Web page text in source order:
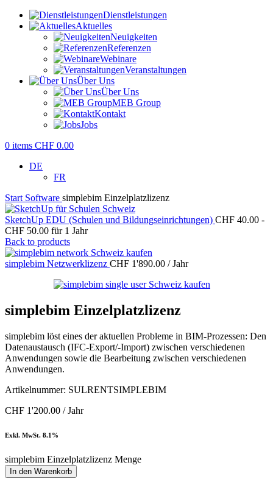
Dienstleistungen
Aktuelles
Neuigkeiten
Referenzen
Webinare
Veranstaltungen
Über Uns
Über Uns
MEB Group
Kontakt
Jobs
0 items CHF 0.00
DE
FR
Start Software simplebim Einzelplatzlizenz
SketchUp EDU (Schulen und Bildungseinrichtungen) CHF 40.00 -
CHF 50.00 für 1 Jahr
Back to products
simplebim Netzwerklizenz CHF 1'890.00 / Jahr
simplebim Einzelplatzlizenz
simplebim löst eines der aktuellen Probleme in BIM-Prozessen: Den
Datenaustausch (IFC-Export/-Import) zwischen verschiedenen
Anwendungen sowie die Bearbeitung zwischen verschiedenen
Anwendungen.
Artikelnummer: SULRENTSIMPLEBIM
CHF 1'200.00 / Jahr
Exkl. MwSt. 8.1%
simplebim Einzelplatzlizenz Menge
In den Warenkorb